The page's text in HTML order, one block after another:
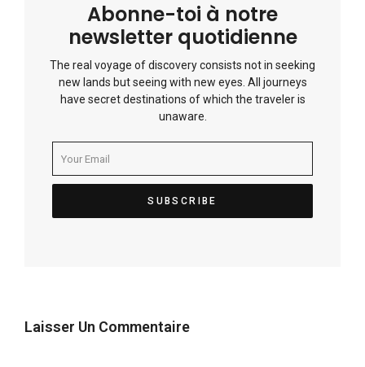
Abonne-toi à notre
newsletter quotidienne
The real voyage of discovery consists not in seeking
new lands but seeing with new eyes. All journeys
have secret destinations of which the traveler is
unaware.
Laisser Un Commentaire